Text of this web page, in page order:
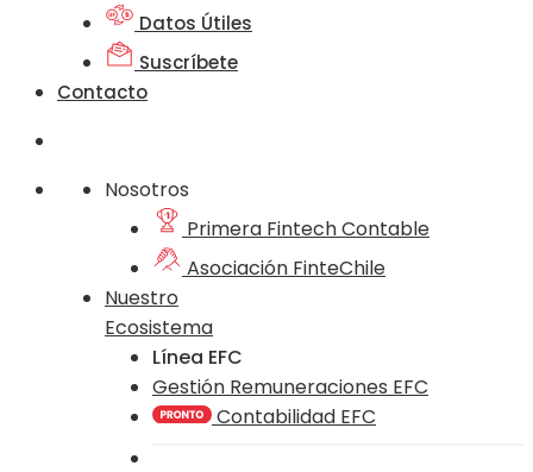
Datos Útiles
Suscríbete
Contacto
Nosotros
Primera Fintech Contable
Asociación FinteChile
Nuestro
Ecosistema
Línea EFC
Gestión Remuneraciones EFC
Contabilidad EFC